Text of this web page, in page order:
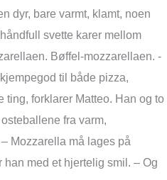
dyr, bare varmt, klamt, noen
svette karer mellom
Bøffel-mozzarellaen. -
til både pizza,
ting, forklarer Matteo. Han og to
fra varm,
Mozzarella må lages på
med et hjertelig smil. – Og